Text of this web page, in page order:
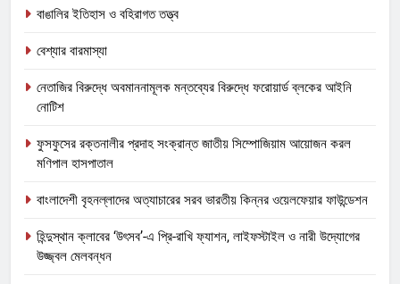
বাঙালির ইতিহাস ও বহিরাগত তত্ত্ব
বেশ্যার বারমাস্যা
নেতাজির বিরুদ্ধে অবমাননামূলক মন্তব্যের বিরুদ্ধে ফরোয়ার্ড ব্লকের আইনি
নোটিশ
ফুসফুসের রক্তনালীর প্রদাহ সংক্রান্ত জাতীয় সিম্পোজিয়াম আয়োজন করল
মণিপাল হাসপাতাল
বাংলাদেশী বৃহনল্লাদের অত্যাচারের সরব ভারতীয় কিন্নর ওয়েলফেয়ার ফাউন্ডেশন
হিন্দুস্থান ক্লাবের ‘উৎসব’-এ প্রি-রাখি ফ্যাশন, লাইফস্টাইল ও নারী উদ্যোগের
উজ্জ্বল মেলবন্ধন